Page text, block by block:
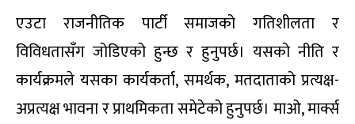
एउटा राजनीतिक पार्टी समाजको गतिशीलता र
विविधतासँग जोडिएको हुन्छ र हुनुपर्छ। यसको नीति र
कार्यक्रमले यसका कार्यकर्ता, समर्थक, मतदाताको प्रत्यक्ष-
अप्रत्यक्ष भावना र प्राथमिकता समेटेको हुनुपर्छ। माओ, मार्क्स